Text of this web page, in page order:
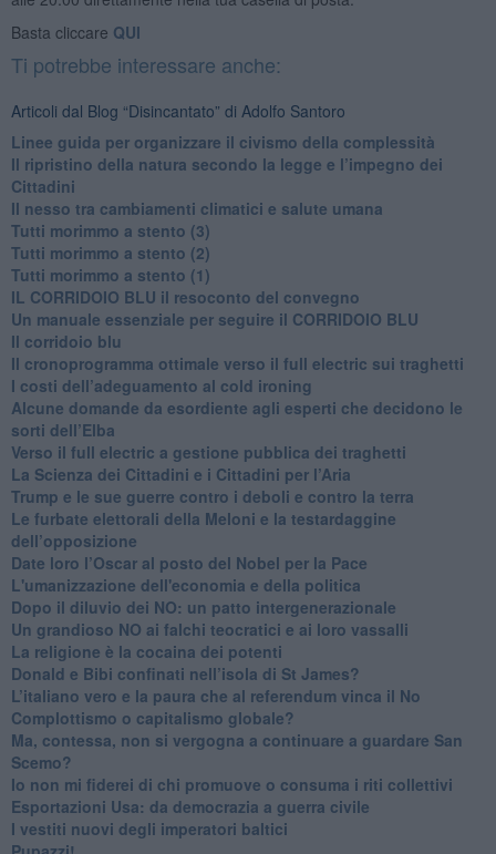
Basta cliccare QUI
Ti potrebbe interessare anche:
Articoli dal Blog “Disincantato” di Adolfo Santoro
​Linee guida per organizzare il civismo della complessità
​Il ripristino della natura secondo la legge e l’impegno dei
Cittadini
Il nesso tra cambiamenti climatici e salute umana
Tutti morimmo a stento (3)
Tutti morimmo a stento (2)
​Tutti morimmo a stento (1)
IL CORRIDOIO BLU il resoconto del convegno
Un manuale essenziale per seguire il CORRIDOIO BLU
Il corridoio blu
​Il cronoprogramma ottimale verso il full electric sui traghetti
​I costi dell’adeguamento al cold ironing
Alcune domande da esordiente agli esperti che decidono le
sorti dell’Elba
Verso il full electric a gestione pubblica dei traghetti​
​La Scienza dei Cittadini e i Cittadini per l’Aria
Trump e le sue guerre contro i deboli e contro la terra
​Le furbate elettorali della Meloni e la testardaggine
dell’opposizione
​Date loro l’Oscar al posto del Nobel per la Pace
L'umanizzazione dell'economia e della politica
​Dopo il diluvio dei NO: un patto intergenerazionale
​Un grandioso NO ai falchi teocratici e ai loro vassalli
La religione è la cocaina dei potenti
Donald e Bibi confinati nell’isola di St James?
L’italiano vero e la paura che al referendum vinca il No
​Complottismo o capitalismo globale?
​Ma, contessa, non si vergogna a continuare a guardare San
Scemo?
​Io non mi fiderei di chi promuove o consuma i riti collettivi
Esportazioni Usa: da democrazia a guerra civile
​I vestiti nuovi degli imperatori baltici